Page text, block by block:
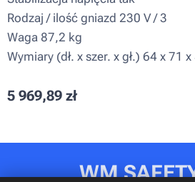
Rodzaj / ilość gniazd 230 V / 3
Waga 87,2 kg
Wymiary (dł. x szer. x gł.) 64 x 71
5 969,89 zł
WM